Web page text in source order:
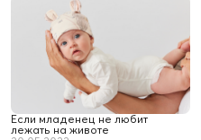
Если младенец не любит
лежать на животе